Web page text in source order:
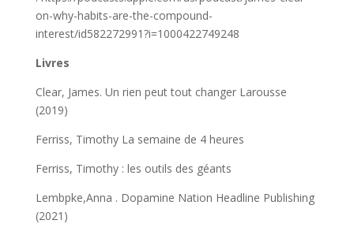
on-why-habits-are-the-compound-
interest/id582272991?i=1000422749248
Livres
Clear, James. Un rien peut tout changer Larousse
(2019)
Ferriss, Timothy La semaine de 4 heures
Ferriss, Timothy : les outils des géants
Lembpke,Anna . Dopamine Nation Headline Publishing
(2021)